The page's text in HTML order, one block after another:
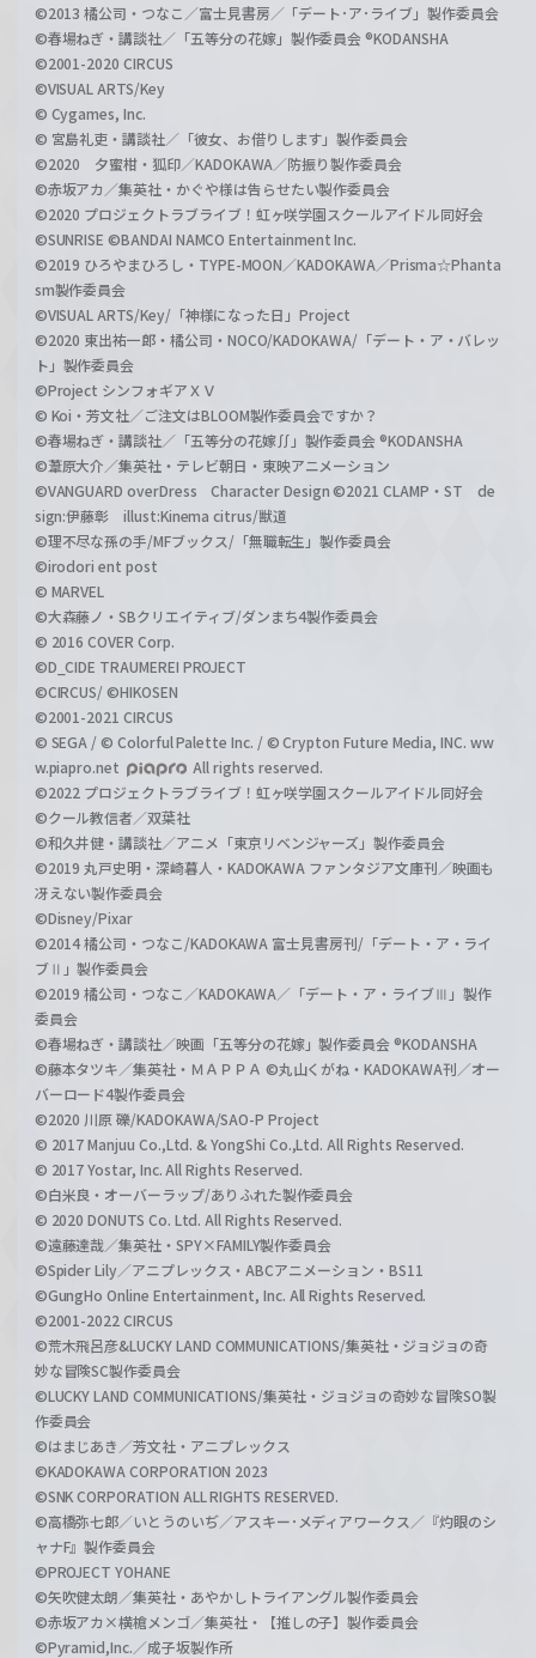
©2013 橘公司・つなこ／富士見書房／「デート･ア･ライブ」製作委員会
©春場ねぎ・講談社／「五等分の花嫁」製作委員会 ®KODANSHA
©2001-2020 CIRCUS
©VISUAL ARTS/Key
© Cygames, Inc.
© 宮島礼吏・講談社／「彼女、お借りします」製作委員会
©2020 夕蜜柑・狐印／KADOKAWA／防振り製作委員会
©赤坂アカ／集英社・かぐや様は告らせたい製作委員会
©2020 プロジェクトラブライブ！虹ヶ咲学園スクールアイドル同好会
©SUNRISE ©BANDAI NAMCO Entertainment Inc.
©2019 ひろやまひろし・TYPE-MOON／KADOKAWA／Prisma☆Phanta
sm製作委員会
©VISUAL ARTS/Key/「神様になった日」Project
©2020 東出祐一郎・橘公司・NOCO/KADOKAWA/「デート・ア・バレッ
ト」製作委員会
©Project シンフォギアＸＶ
© Koi・芳文社／ご注文はBLOOM製作委員会ですか？
©春場ねぎ・講談社／「五等分の花嫁∬」製作委員会 ®KODANSHA
©葦原大介／集英社・テレビ朝日・東映アニメーション
©VANGUARD overDress Character Design ©2021 CLAMP・ST de
sign:伊藤彰 illust:Kinema citrus/獣道
©理不尽な孫の手/MFブックス/「無職転生」製作委員会
©irodori ent post
© MARVEL
©大森藤ノ・SBクリエイティブ/ダンまち4製作委員会
© 2016 COVER Corp.
©D_CIDE TRAUMEREI PROJECT
©CIRCUS/ ©HIKOSEN
©2001-2021 CIRCUS
© SEGA / © Colorful Palette Inc. / © Crypton Future Media, INC. ww
w.piapro.net
All rights reserved.
©2022 プロジェクトラブライブ！虹ヶ咲学園スクールアイドル同好会
©クール教信者／双葉社
©和久井健・講談社／アニメ「東京リベンジャーズ」製作委員会
©2019 丸戸史明・深崎暮人・KADOKAWA ファンタジア文庫刊／映画も
冴えない製作委員会
©Disney/Pixar
©2014 橘公司・つなこ/KADOKAWA 富士見書房刊/「デート・ア・ライ
ブⅡ」製作委員会
©2019 橘公司・つなこ／KADOKAWA／「デート・ア・ライブⅢ」製作
委員会
©春場ねぎ・講談社／映画「五等分の花嫁」製作委員会 ®KODANSHA
©藤本タツキ／集英社・ＭＡＰＰＡ ©丸山くがね・KADOKAWA刊／オー
バーロード4製作委員会
©2020 川原 礫/KADOKAWA/SAO-P Project
© 2017 Manjuu Co.,Ltd. & YongShi Co.,Ltd. All Rights Reserved.
© 2017 Yostar, Inc. All Rights Reserved.
©白米良・オーバーラップ/ありふれた製作委員会
© 2020 DONUTS Co. Ltd. All Rights Reserved.
©遠藤達哉／集英社・SPY×FAMILY製作委員会
©Spider Lily／アニプレックス・ABCアニメーション・BS11
©GungHo Online Entertainment, Inc. All Rights Reserved.
©2001-2022 CIRCUS
©荒木飛呂彦&LUCKY LAND COMMUNICATIONS/集英社・ジョジョの奇
妙な冒険SC製作委員会
©LUCKY LAND COMMUNICATIONS/集英社・ジョジョの奇妙な冒険SO製
作委員会
©はまじあき／芳文社・アニプレックス
©KADOKAWA CORPORATION 2023
©SNK CORPORATION ALL RIGHTS RESERVED.
©高橋弥七郎／いとうのいぢ／アスキー･メディアワークス／『灼眼のシ
ャナF』製作委員会
©PROJECT YOHANE
©矢吹健太朗／集英社・あやかしトライアングル製作委員会
©赤坂アカ×横槍メンゴ／集英社・【推しの子】製作委員会
©Pyramid,Inc.／成子坂製作所